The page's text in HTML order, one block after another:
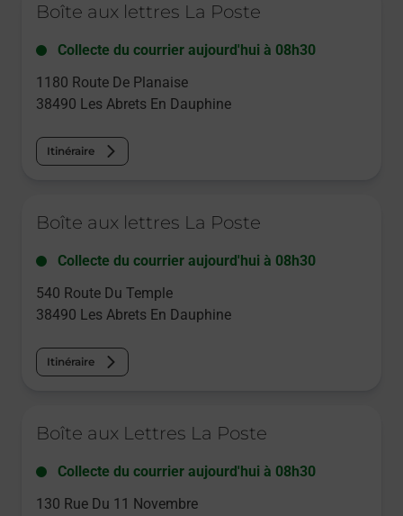
Boîte aux lettres La Poste
Collecte du courrier aujourd'hui à 08h30
1180 Route De Planaise
38490 Les Abrets En Dauphine
Itinéraire
Boîte aux lettres La Poste
Collecte du courrier aujourd'hui à 08h30
540 Route Du Temple
38490 Les Abrets En Dauphine
Itinéraire
Boîte aux Lettres La Poste
Collecte du courrier aujourd'hui à 08h30
130 Rue Du 11 Novembre